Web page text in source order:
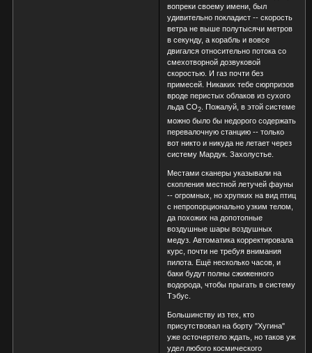
вопреки своему имени, был
удивительно покладист -- скорость
ветра не выше полутысячи метров
в секунду, а корабль и вовсе
двигался относительно потока со
смехотворной дозвуковой
скоростью. И газ почти без
примесей. Никаких тебе сюрпризов
вроде перистых облаков из сухого
льда CO2
. Пожалуй, в этой системе
можно было бы недорого содержать
перевалочную станцию -- только
вот никто и никуда не летает через
систему Мардук. Захолустье.
Местами сканеры указывали на
скопления местной летучей фауны
-- огромных, но хрупких на вид птиц
с непропорционально узким телом,
да похожих на допотопные
воздушные шары воздушных
медуз. Автоматика корректировала
курс, почти не требуя внимания
пилота. Ещё несколько часов, и
баки будут полны сжиженного
водорода, чтобы прыгать в систему
Тэбус.
Большинству из тех, кто
присутствовал на борту "Хугина"
уже осточертело ждать, но таков уж
удел любого космического